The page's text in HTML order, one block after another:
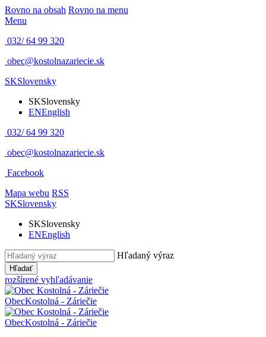
Rovno na obsah Rovno na menu
Menu
032/ 64 99 320
obec@kostolnazariecie.sk
SKSlovensky
SKSlovensky
ENEnglish
032/ 64 99 320
obec@kostolnazariecie.sk
Facebook
Mapa webu RSS
SKSlovensky
SKSlovensky
ENEnglish
Hľadaný výraz
Hľadať
rozšírené vyhľadávanie
ObecKostolná - Záriečie
ObecKostolná - Záriečie